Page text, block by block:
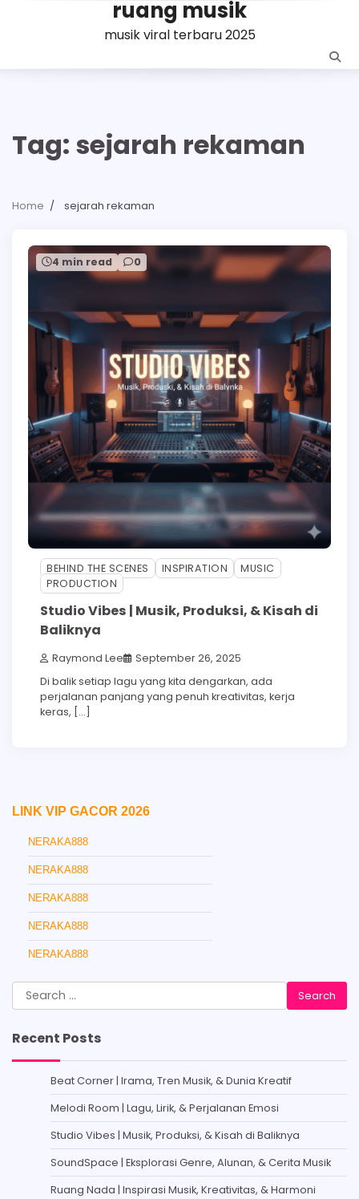
ruang musik
musik viral terbaru 2025
Tag: sejarah rekaman
Home sejarah rekaman
4 min read 0
BEHIND THE SCENES INSPIRATION
MUSIC
PRODUCTION
Studio Vibes | Musik, Produksi, & Kisah di
Baliknya
Raymond Lee September 26, 2025
Di balik setiap lagu yang kita dengarkan, ada
perjalanan panjang yang penuh kreativitas, kerja
keras, […]
LINK VIP GACOR 2026
NERAKA888
NERAKA888
NERAKA888
NERAKA888
NERAKA888
Search
for:
Recent Posts
Beat Corner | Irama, Tren Musik, & Dunia Kreatif
Melodi Room | Lagu, Lirik, & Perjalanan Emosi
Studio Vibes | Musik, Produksi, & Kisah di Baliknya
SoundSpace | Eksplorasi Genre, Alunan, & Cerita Musik
Ruang Nada | Inspirasi Musik, Kreativitas, & Harmoni